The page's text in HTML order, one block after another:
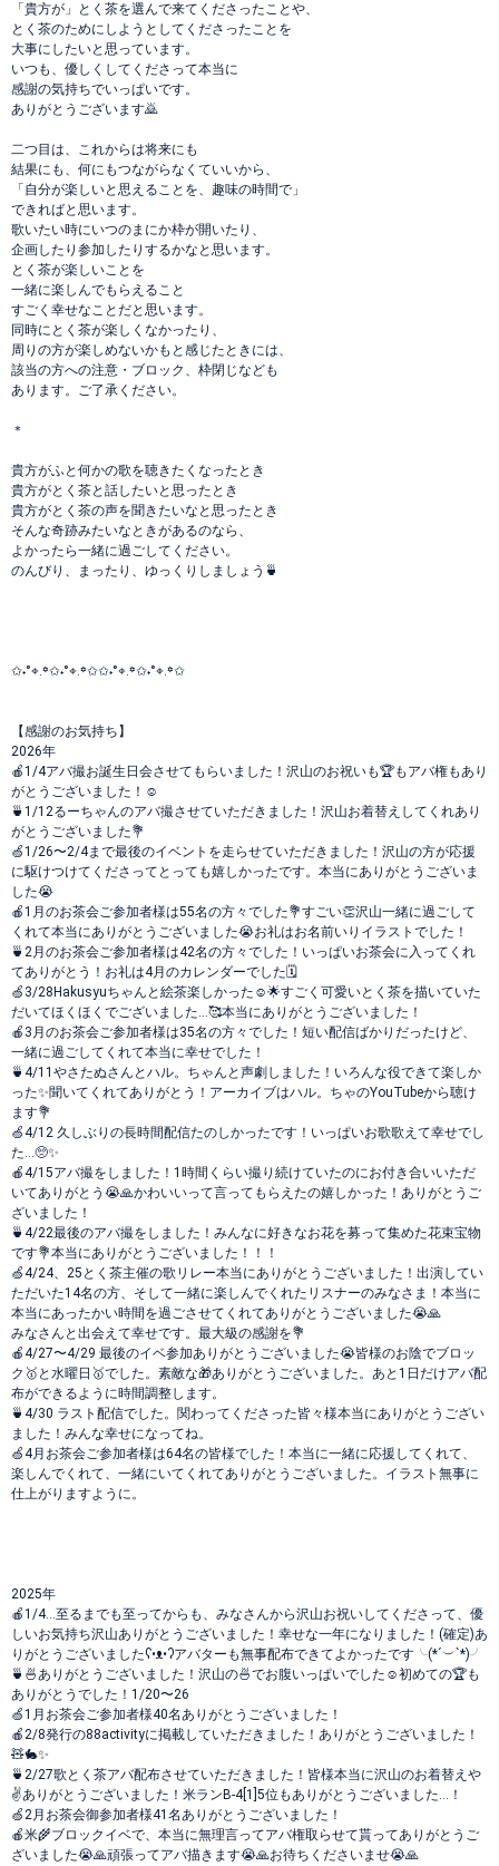
「貴方が」とく茶を選んで来てくださったことや、
とく茶のためにしようとしてくださったことを
大事にしたいと思っています。
いつも、優しくしてくださって本当に
感謝の気持ちでいっぱいです。
ありがとうございます🙇
二つ目は、これからは将来にも
結果にも、何にもつながらなくていいから、
「自分が楽しいと思えることを、趣味の時間で」
できればと思います。
歌いたい時にいつのまにか枠が開いたり、
企画したり参加したりするかなと思います。
とく茶が楽しいことを
一緒に楽しんでもらえること
すごく幸せなことだと思います。
同時にとく茶が楽しくなかったり、
周りの方が楽しめないかもと感じたときには、
該当の方への注意・ブロック、枠閉じなども
あります。ご了承ください。
＊
貴方がふと何かの歌を聴きたくなったとき
貴方がとく茶と話したいと思ったとき
貴方がとく茶の声を聞きたいなと思ったとき
そんな奇跡みたいなときがあるのなら、
よかったら一緒に過ごしてください。
のんびり、まったり、ゆっくりしましょう🍵
✩˖°⌖.꙳✩˖°⌖.꙳✩✩˖°⌖.꙳✩˖°⌖.꙳✩
【感謝のお気持ち】
2026年
🍎1/4アバ撮お誕生日会させてもらいました！沢山のお祝いも🏆もアバ権もあり
がとうございました！☺️
🍵1/12るーちゃんのアバ撮させていただきました！沢山お着替えしてくれあり
がとうございました💐
🍏1/26〜2/4まで最後のイベントを走らせていただきました！沢山の方が応援
に駆けつけてくださってとっても嬉しかったです。本当にありがとうございま
した😭
🍎1月のお茶会ご参加者様は55名の方々でした💐すごい👏沢山一緒に過ごして
くれて本当にありがとうございました😭お礼はお名前いりイラストでした！
🍵2月のお茶会ご参加者様は42名の方々でした！いっぱいお茶会に入ってくれ
てありがとう！お礼は4月のカレンダーでした🗓️
🍏3/28Hakusyuちゃんと絵茶楽しかった☺️🌟すごく可愛いとく茶を描いていた
だいてほくほくでございました…🥰本当にありがとうございました！
🍎3月のお茶会ご参加者様は35名の方々でした！短い配信ばかりだったけど、
一緒に過ごしてくれて本当に幸せでした！
🍵4/11やさたぬさんとハル。ちゃんと声劇しました！いろんな役できて楽しか
った✨聞いてくれてありがとう！アーカイブはハル。ちゃのYouTubeから聴け
ます💐
🍏4/12 久しぶりの長時間配信たのしかったです！いっぱいお歌歌えて幸せでし
た…🥺✨
🍎4/15アバ撮をしました！1時間くらい撮り続けていたのにお付き合いいただ
いてありがとう😭🙏かわいいって言ってもらえたの嬉しかった！ありがとうご
ざいました！
🍵4/22最後のアバ撮をしました！みんなに好きなお花を募って集めた花束宝物
です💐本当にありがとうございました！！！
🍏4/24、25とく茶主催の歌リレー本当にありがとうございました！出演してい
ただいた14名の方、そして一緒に楽しんでくれたリスナーのみなさま！本当に
本当にあったかい時間を過ごさせてくれてありがとうございました😭🙏
みなさんと出会えて幸せです。最大級の感謝を💐
🍎4/27〜4/29 最後のイベ参加ありがとうございました😭皆様のお陰でブロッ
ク🥇と水曜日🥇でした。素敵な🎁ありがとうございました。あと1日だけアバ配
布ができるように時間調整します。
🍵4/30 ラスト配信でした。関わってくださった皆々様本当にありがとうござい
ました！みんな幸せになってね。
🍏4月お茶会ご参加者様は64名の皆様でした！本当に一緒に応援してくれて、
楽しんでくれて、一緒にいてくれてありがとうございました。イラスト無事に
仕上がりますように。
2025年
🍎1/4…至るまでも至ってからも、みなさんから沢山お祝いしてくださって、優
しいお気持ち沢山ありがとうございました！幸せな一年になりました！(確定)あ
りがとうございましたʕ•ᴥ•ʔアバターも無事配布できてよかったです╰(*´︶`*)╯
🍵🍜ありがとうございました！沢山の🍜でお腹いっぱいでした☺️初めての🏆も
ありがとうでした！1/20〜26
🍏1月お茶会ご参加者様40名ありがとうございました！
🍎2/8発行の88activityに掲載していただきました！ありがとうございました！
🧸🐇✨
🍵2/27歌とく茶アバ配布させていただきました！皆様本当に沢山のお着替えや
✌️ありがとうございました！米ランB-4[1]5位もありがとうございました…！
🍏2月お茶会御参加者様41名ありがとうございました！
🍎米🌾ブロックイベで、本当に無理言ってアバ権取らせて貰ってありがとうご
ざいました😭🙏頑張ってアバ描きます😭🙏お待ちくださいませ😭🙏